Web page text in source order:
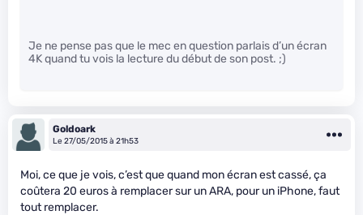
Je ne pense pas que le mec en question parlais d’un écran
4K quand tu vois la lecture du début de son post. ;)
Goldoark
Le 27/05/2015 à 21h53
Moi, ce que je vois, c’est que quand mon écran est cassé, ça
coûtera 20 euros à remplacer sur un ARA, pour un iPhone, faut
tout remplacer.